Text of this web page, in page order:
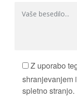
Z uporabo
shranjevanjem
spletno stranjo.